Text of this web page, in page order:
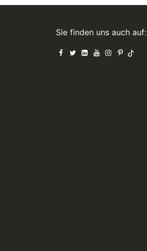
Sie finden uns auch auf: